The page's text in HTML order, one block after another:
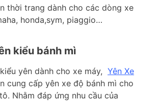
thời trang dành cho các dòng xe
honda,sym, piaggio…
kiểu bánh mì
yên dành cho xe máy, Yên Xe
cung cấp yên xe độ bánh mì cho
Nhằm đáp ứng nhu cầu của